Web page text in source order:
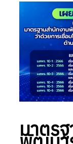
มาตร